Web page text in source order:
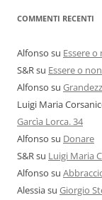
COMMENTI RECENTI
Alfonso su Essere o
S&Rsu Essere o
Alfonso su
Luigi Maria
Garcìa Lorca. 34
Alfonso su Donare
S&Rsu Luigi Maria
Alfonso su
Alessiasu Giorgio